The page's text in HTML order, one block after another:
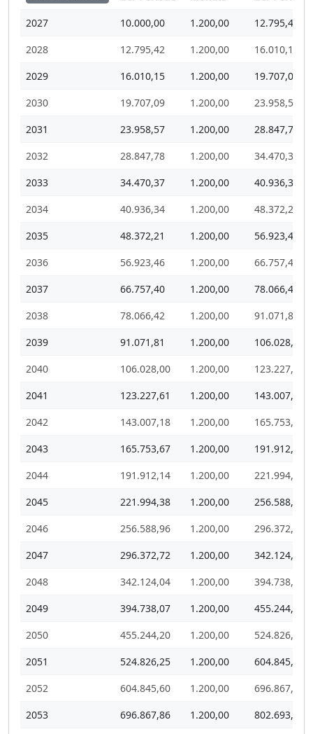
2027
10.000,00 1.200,00
12.795,42
2028
12.795,42 1.200,00
16.010,15
2029
16.010,15 1.200,00
19.707,09
2030
19.707,09 1.200,00
23.958,57
2031
23.958,57 1.200,00
28.847,78
2032
28.847,78 1.200,00
34.470,37
2033
34.470,37 1.200,00
40.936,34
2034
40.936,34 1.200,00
48.372,21
2035
48.372,21 1.200,00
56.923,46
2036
56.923,46 1.200,00
66.757,40
2037
66.757,40 1.200,00
78.066,42
2038
78.066,42 1.200,00
91.071,81
2039
91.071,81 1.200,00
106.028,00
2040
106.028,00 1.200,00
123.227,61
2041
123.227,61 1.200,00
143.007,18
2042
143.007,18 1.200,00
165.753,67
2043
165.753,67 1.200,00
191.912,14
2044
191.912,14 1.200,00
221.994,38
2045
221.994,38 1.200,00
256.588,96
2046
256.588,96 1.200,00
296.372,72
2047
296.372,72 1.200,00
342.124,04
2048
342.124,04 1.200,00
394.738,07
2049
394.738,07 1.200,00
455.244,20
2050
455.244,20 1.200,00
524.826,25
2051
524.826,25 1.200,00
604.845,60
2052
604.845,60 1.200,00
696.867,86
2053
696.867,86 1.200,00
802.693,46